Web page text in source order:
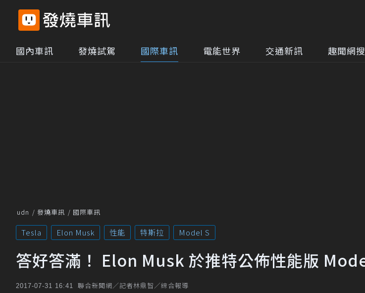
國內車訊 發燒試駕 國際車訊 電能世界 交通新訊 趣聞網搜
udn 發燒車訊 國際車訊
Tesla Elon Musk 性能 特斯拉 Model S
答好答滿！ Elon Musk 於推特公佈性能版
2017-07-31 16:41 聯合新聞網／記者林鼎智／綜合報導